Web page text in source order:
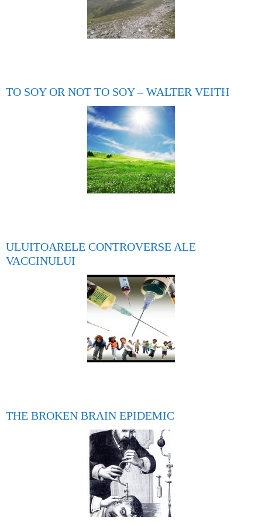
TO SOY OR NOT TO SOY – WALTER VEITH
ULUITOARELE CONTROVERSE ALE
VACCINULUI
THE BROKEN BRAIN EPIDEMIC